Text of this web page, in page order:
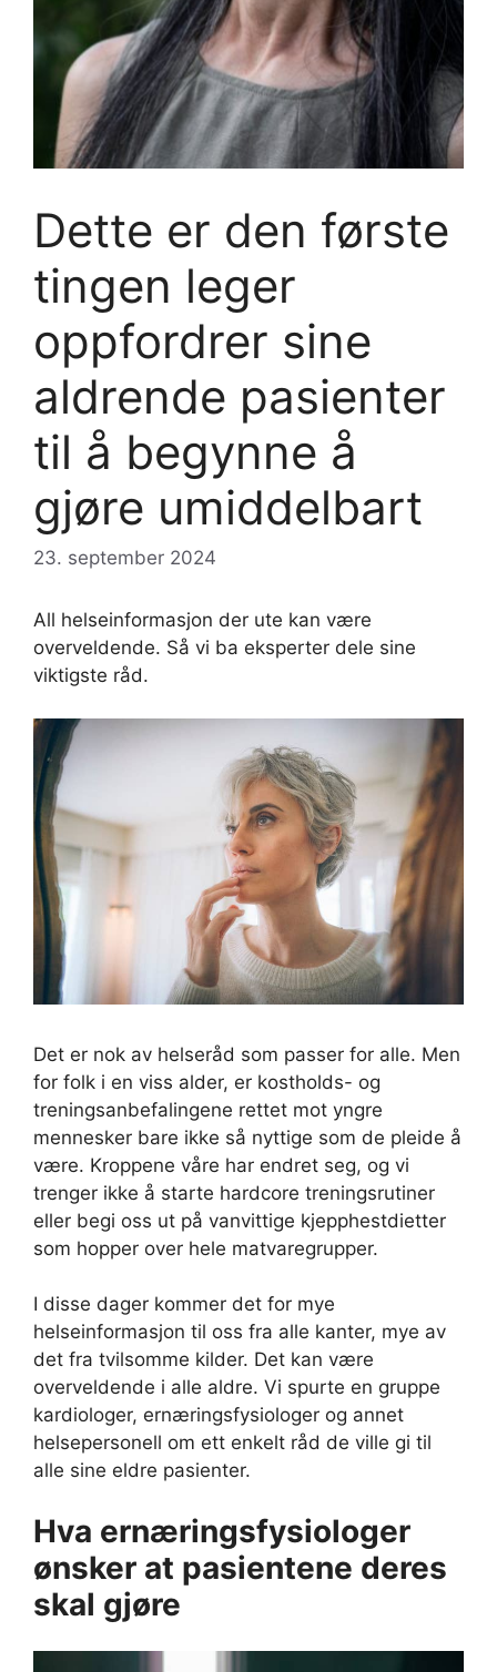
Dette er den første
tingen leger
oppfordrer sine
aldrende pasienter
til å begynne å
gjøre umiddelbart
23. september 2024
All helseinformasjon der ute kan være
overveldende. Så vi ba eksperter dele sine
viktigste råd.
Det er nok av helseråd som passer for alle. Men
for folk i en viss alder, er kostholds- og
treningsanbefalingene rettet mot yngre
mennesker bare ikke så nyttige som de pleide å
være. Kroppene våre har endret seg, og vi
trenger ikke å starte hardcore treningsrutiner
eller begi oss ut på vanvittige kjepphestdietter
som hopper over hele matvaregrupper.
I disse dager kommer det for mye
helseinformasjon til oss fra alle kanter, mye av
det fra tvilsomme kilder. Det kan være
overveldende i alle aldre. Vi spurte en gruppe
kardiologer, ernæringsfysiologer og annet
helsepersonell om ett enkelt råd de ville gi til
alle sine eldre pasienter.
Hva ernæringsfysiologer
ønsker at pasientene deres
skal gjøre